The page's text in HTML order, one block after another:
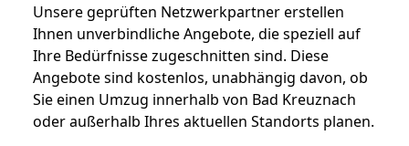
Unsere geprüften Netzwerkpartner erstellen
Ihnen unverbindliche Angebote, die speziell auf
Ihre Bedürfnisse zugeschnitten sind. Diese
Angebote sind kostenlos, unabhängig davon, ob
Sie einen Umzug innerhalb von Bad Kreuznach
oder außerhalb Ihres aktuellen Standorts planen.